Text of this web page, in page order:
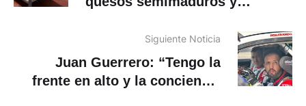
Siguiente Noticia
Juan Guerrero: “Tengo la
frente en alto y la conciencia